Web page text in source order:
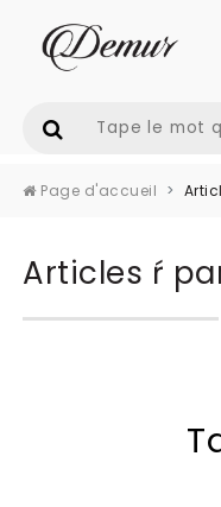
Page d'accueil
Articles ŕ